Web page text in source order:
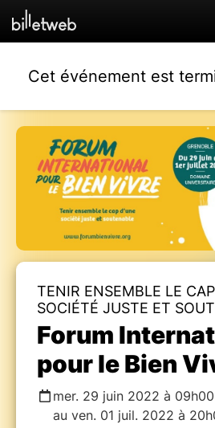
Cet événement est
TENIR ENSEMBLE LE
SOCIÉTÉ JUSTE ET
Forum
pour le Bien
mer. 29 juin 2022 à 09h00
au ven. 01 juil. 2022 à